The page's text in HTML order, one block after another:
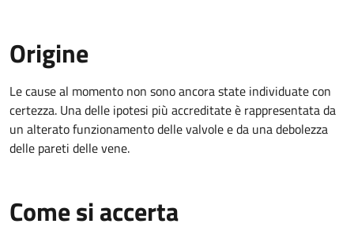
Origine
Le cause al momento non sono ancora state individuate con
certezza. Una delle ipotesi più accreditate è rappresentata da
un alterato funzionamento delle valvole e da una debolezza
delle pareti delle vene.
Come si accerta